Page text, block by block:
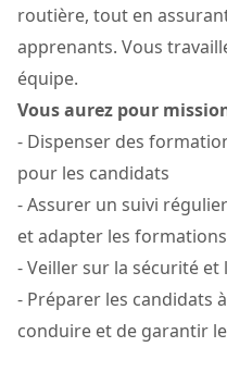
routière, tout en
apprenants. Vous
équipe.
Vous aurez pour
- Dispenser des
pour les candidats
- Assurer un suivi
et adapter les
- Veiller sur la sécurité
- Préparer les candidats
conduire et de garantir